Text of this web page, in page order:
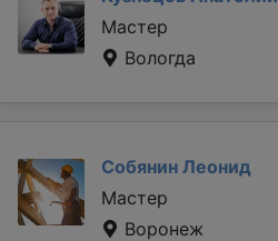
Мастер
Вологда
Собянин Леонид
Мастер
Воронеж